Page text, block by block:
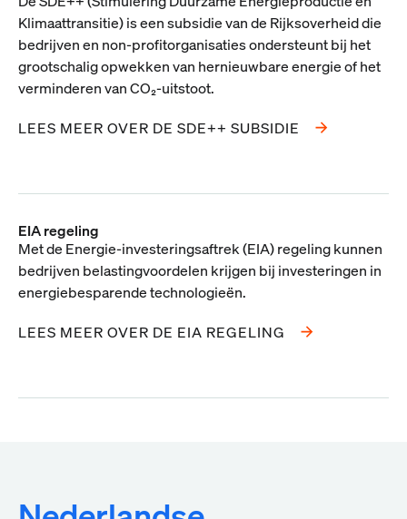
Klimaattransitie) is een subsidie van de Rijksoverheid die
bedrijven en non-profitorganisaties ondersteunt bij het
grootschalig opwekken van hernieuwbare energie of het
verminderen van CO₂-uitstoot.
LEES MEER OVER DE SDE++ SUBSIDIE
EIA regeling
Met de Energie-investeringsaftrek (EIA) regeling kunnen
bedrijven belastingvoordelen krijgen bij investeringen in
energiebesparende technologieën.
LEES MEER OVER DE EIA REGELING